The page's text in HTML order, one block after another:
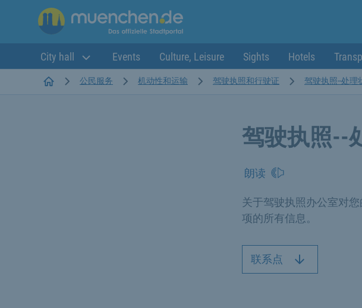
City hall Events Culture, Leisure Sights Hotels
Startseite公民服务 机动性和运输 驾驶执照和行驶证 驾驶执照--处理
驾驶执照--
朗读
关于驾驶执照办公室对
项的所有信息。
联系点